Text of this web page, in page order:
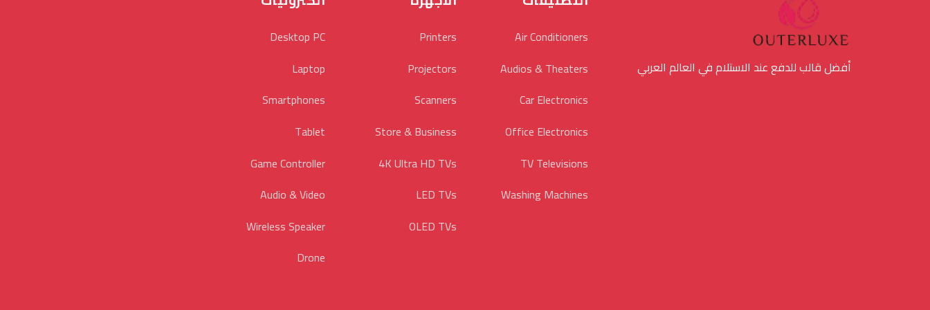
أفضل قالب للدفع عند الاستلام في العالم العربي
Air Conditioners
Audios & Theaters
Car Electronics
Office Electronics
TV Televisions
Washing Machines
Printers
Projectors
Scanners
Store & Business
4K Ultra HD TVs
LED TVs
OLED TVs
Desktop PC
Laptop
Smartphones
Tablet
Game Controller
Audio & Video
Wireless Speaker
Drone